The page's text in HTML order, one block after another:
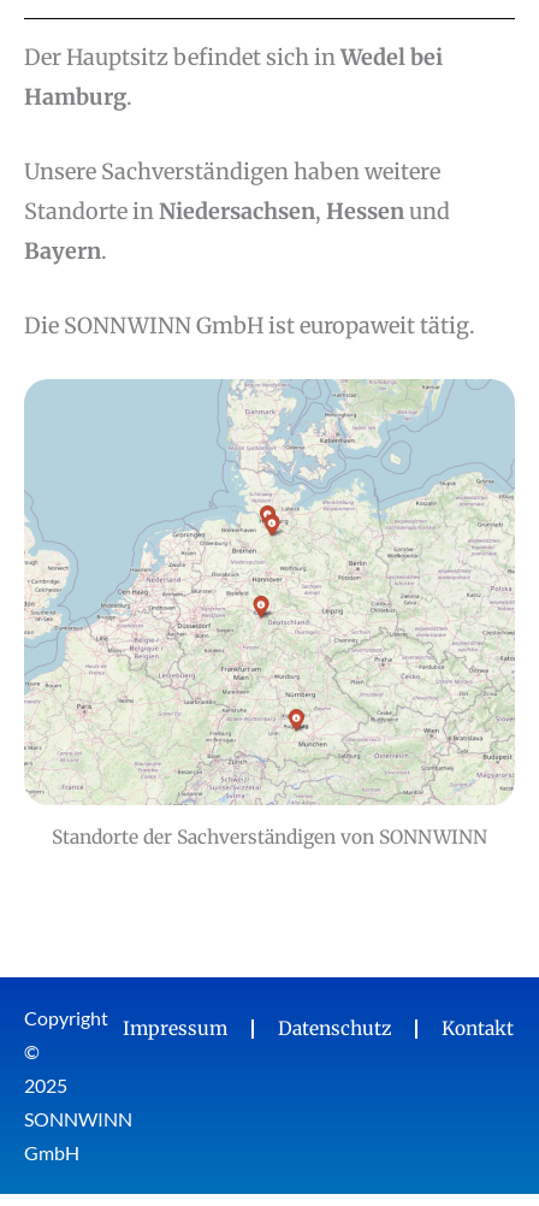
Der Hauptsitz befindet sich inWedel bei
Hamburg.
Unsere Sachverständigen haben weitere
Standorte inNiedersachsen, Hessenund
Bayern.
Die SONNWINN GmbH ist europaweit tätig.
Standorte der Sachverständigen von SONNWINN
Copyright
©
2025
SONNWINN
GmbH
Impressum Datenschutz Kontakt